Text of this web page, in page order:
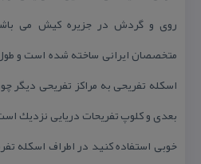
روی و گردش در جزیره كیش می
بعدی و كلوپ تفریحات دریایی نزدیك
خوبی استفاده كنید در اطراف اسكله